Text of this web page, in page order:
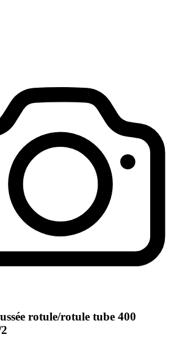
rotule/rotule tube 400